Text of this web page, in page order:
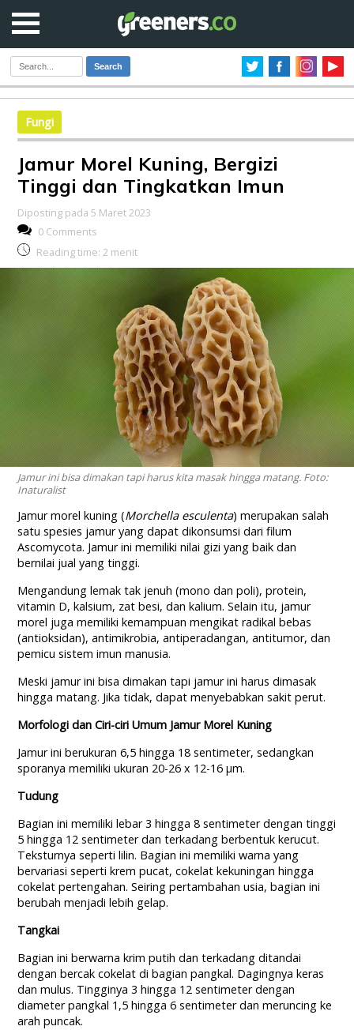
Search
Fungi
Jamur Morel Kuning, Bergizi
Tinggi dan Tingkatkan Imun
Diposting pada 5 Maret 2023
0 Comments
Reading time: 2 menit
Jamur ini bisa dimakan tapi harus kita masak hingga matang. Foto:
Inaturalist
Jamur morel kuning (Morchella esculenta) merupakan salah
satu spesies jamur yang dapat dikonsumsi dari filum
Ascomycota. Jamur ini memiliki nilai gizi yang baik dan
bernilai jual yang tinggi.
Mengandung lemak tak jenuh (mono dan poli), protein,
vitamin D, kalsium, zat besi, dan kalium. Selain itu, jamur
morel juga memiliki kemampuan mengikat radikal bebas
(antioksidan), antimikrobia, antiperadangan, antitumor, dan
pemicu sistem imun manusia.
Meski jamur ini bisa dimakan tapi jamur ini harus dimasak
hingga matang. Jika tidak, dapat menyebabkan sakit perut.
Morfologi dan Ciri-ciri Umum Jamur Morel Kuning
Jamur ini berukuran 6,5 hingga 18 sentimeter, sedangkan
sporanya memiliki ukuran 20-26 x 12-16 µm.
Tudung
Bagian ini memiliki lebar 3 hingga 8 sentimeter dengan tinggi
5 hingga 12 sentimeter dan terkadang berbentuk kerucut.
Teksturnya seperti lilin. Bagian ini memiliki warna yang
bervariasi seperti krem pucat, cokelat kekuningan hingga
cokelat pertengahan. Seiring pertambahan usia, bagian ini
berubah menjadi lebih gelap.
Tangkai
Bagian ini berwarna krim putih dan terkadang ditandai
dengan bercak cokelat di bagian pangkal. Dagingnya keras
dan mulus. Tingginya 3 hingga 12 sentimeter dengan
diameter pangkal 1,5 hingga 6 sentimeter dan meruncing ke
arah puncak.